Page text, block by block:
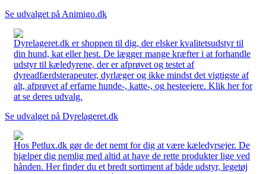
Se udvalget på Animigo.dk
Dyrelageret.dk er shoppen til dig, der elsker kvalitetsudstyr til
din hund, kat eller hest. De lægger mange kræfter i at forhandle
udstyr til kæledyrene, der er afprøvet og testet af
dyreadfærdsterapeuter, dyrlæger og ikke mindst det vigtigste af
alt, afprøvet af erfarne hunde-, katte-, og hesteejere. Klik her for
at se deres udvalg.
Se udvalget på Dyrelageret.dk
Hos Petlux.dk gør de det nemt for dig at være kæledyrsejer. De
hjælper dig nemlig med altid at have de rette produkter lige ved
hånden. Her finder du et bredt sortiment af både udstyr, legetøj